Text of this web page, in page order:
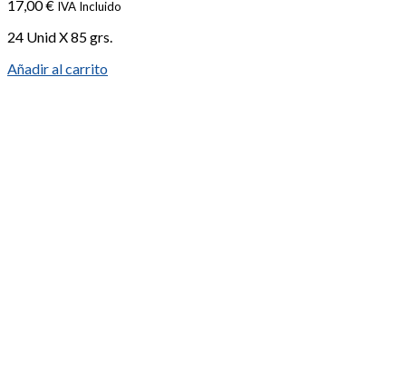
17,00€ IVA Incluido
24 Unid X 85 grs.
Añadir al carrito